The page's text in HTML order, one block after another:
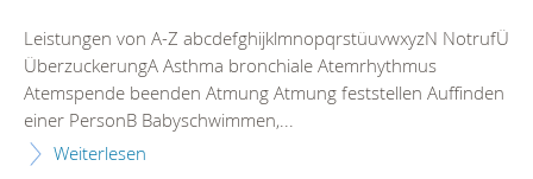
Leistungen von A-Z abcdefghijklmnopqrstüuvwxyzN NotrufÜ
ÜberzuckerungA Asthma bronchiale Atemrhythmus
Atemspende beenden Atmung Atmung feststellen Auffinden
einer PersonB Babyschwimmen,...
Weiterlesen